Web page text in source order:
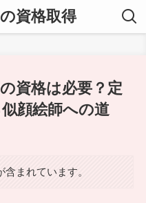
資格取得
資格は必要？定
顔絵師への道
まれています。